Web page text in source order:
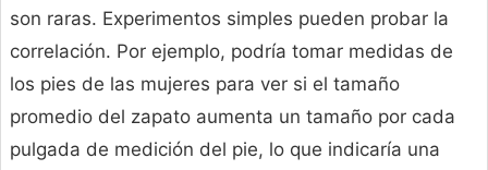
son raras. Experimentos simples pueden probar la
correlación. Por ejemplo, podría tomar medidas de
los pies de las mujeres para ver si el tamaño
promedio del zapato aumenta un tamaño por cada
pulgada de medición del pie, lo que indicaría una